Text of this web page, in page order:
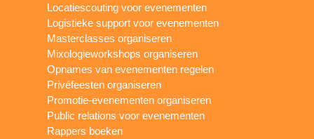
Locatiescouting voor evenementen
Logistieke support voor evenementen
Masterclasses organiseren
Mixologieworkshops organiseren
Opnames van evenementen regelen
Privéfeesten organiseren
Promotie-evenementen organiseren
Public relations voor evenementen
Rappers boeken